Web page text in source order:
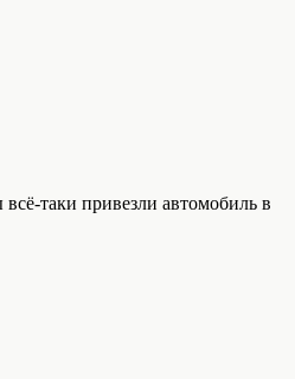
таки привезли автомобиль в